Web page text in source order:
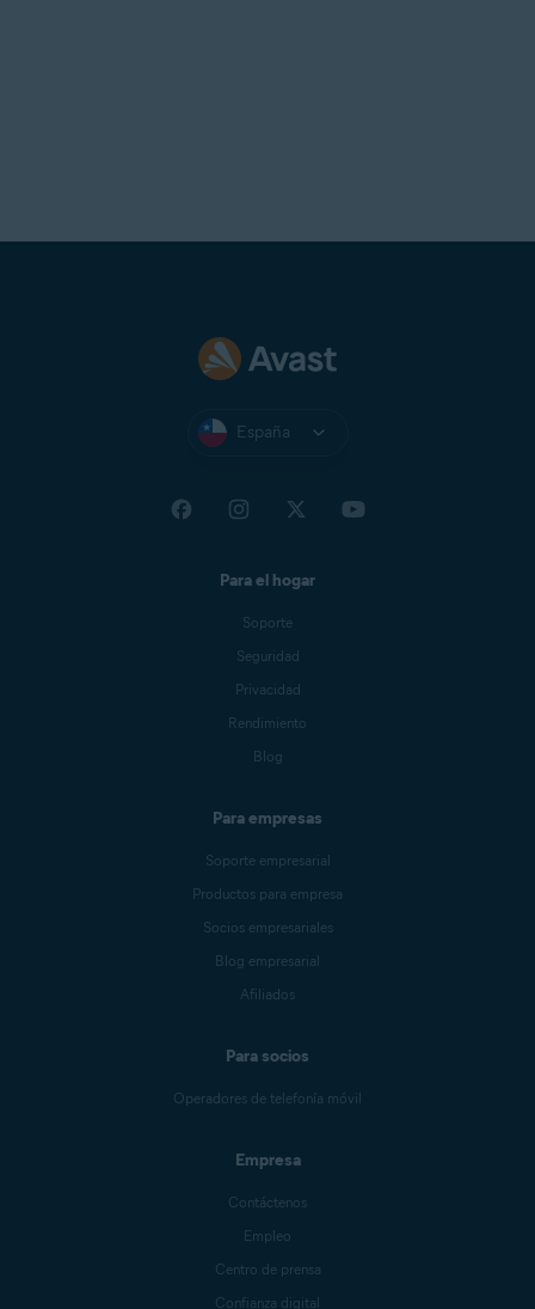
España
Para el hogar
Soporte
Seguridad
Privacidad
Rendimiento
Blog
Para empresas
Soporte empresarial
Productos para empresa
Socios empresariales
Blog empresarial
Afiliados
Para socios
Operadores de telefonía móvil
Empresa
Contáctenos
Empleo
Centro de prensa
Confianza digital